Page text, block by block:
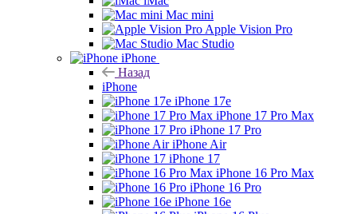
Mac mini
Apple Vision Pro
Mac Studio
iPhone
Назад
iPhone
iPhone 17e
iPhone 17 Pro Max
iPhone 17 Pro
iPhone Air
iPhone 17
iPhone 16 Pro Max
iPhone 16 Pro
iPhone 16e